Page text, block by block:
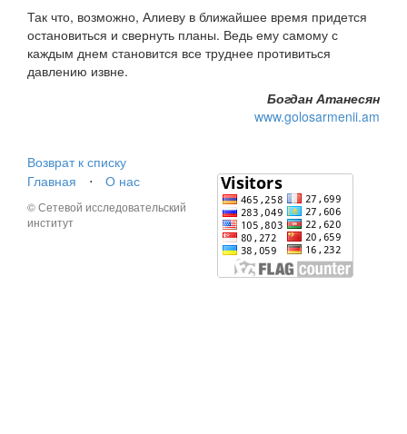
Так что, возможно, Алиеву в ближайшее время придется
остановиться и свернуть планы. Ведь ему самому с
каждым днем становится все труднее противиться
давлению извне.
Богдан Атанесян
www.golosarmenii.am
Возврат к списку
Главная
⋅ О нас
© Сетевой исследовательский
институт